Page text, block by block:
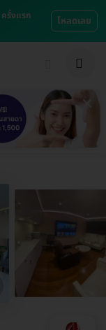
รั้งแรก
โหลดเลย